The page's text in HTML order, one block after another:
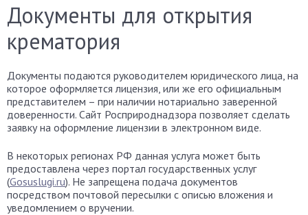
Документы для открытия
крематория
Документы подаются руководителем юридического лица, на
которое оформляется лицензия, или же его официальным
представителем – при наличии нотариально заверенной
доверенности. Сайт Росприроднадзора позволяет сделать
заявку на оформление лицензии в электронном виде.
В некоторых регионах РФ данная услуга может быть
предоставлена через портал государственных услуг
(Gosuslugi.ru). Не запрещена подача документов
посредством почтовой пересылки с описью вложения и
уведомлением о вручении.